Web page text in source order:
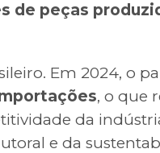
de peças
Em 2024, o
, o que
da
e da